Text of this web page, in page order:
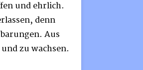
und ehrlich.
denn
Aus
zu wachsen.